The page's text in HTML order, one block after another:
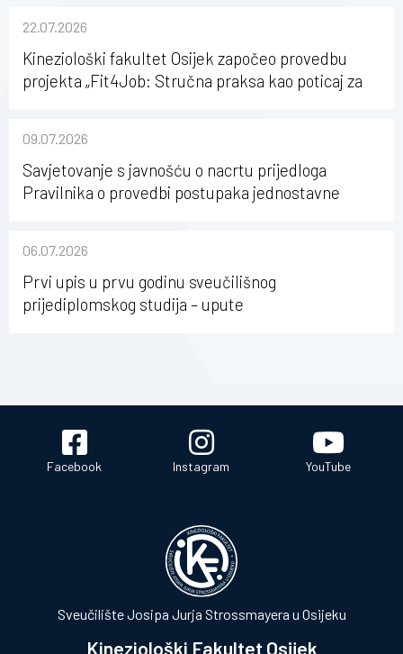
22.07.2026
Kineziološki fakultet Osijek započeo provedbu
projekta „Fit4Job: Stručna praksa kao poticaj za
09.07.2026
Savjetovanje s javnošću o nacrtu prijedloga
Pravilnika o provedbi postupaka jednostavne
Osijeku
06.07.2026
Prvi upis u prvu godinu sveučilišnog
prijediplomskog studija – upute
Facebook Instagram YouTube
Sveučilište Josipa Jurja Strossmayera u Osijeku
Kineziološki Fakultet Osijek